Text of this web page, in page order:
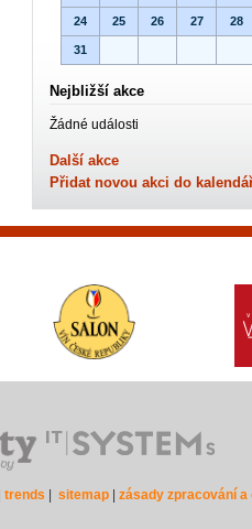
24 25 26 27 28
31
Nejbližší akce
Žádné události
Další akce
Přidat novou akci do
trends sitemap| zásady zpracování